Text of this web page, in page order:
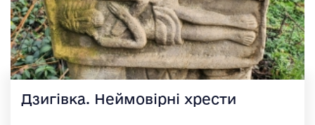
Дзигівка. Неймовірні хрести